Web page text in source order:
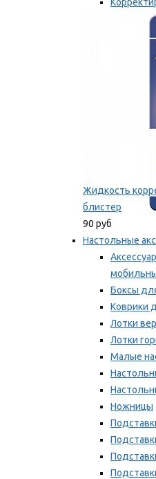
Мы
Жидкость
блистер
90 руб
Настольные
Боксы
Коврики
Лотки
Лотки
Малые
Ножницы